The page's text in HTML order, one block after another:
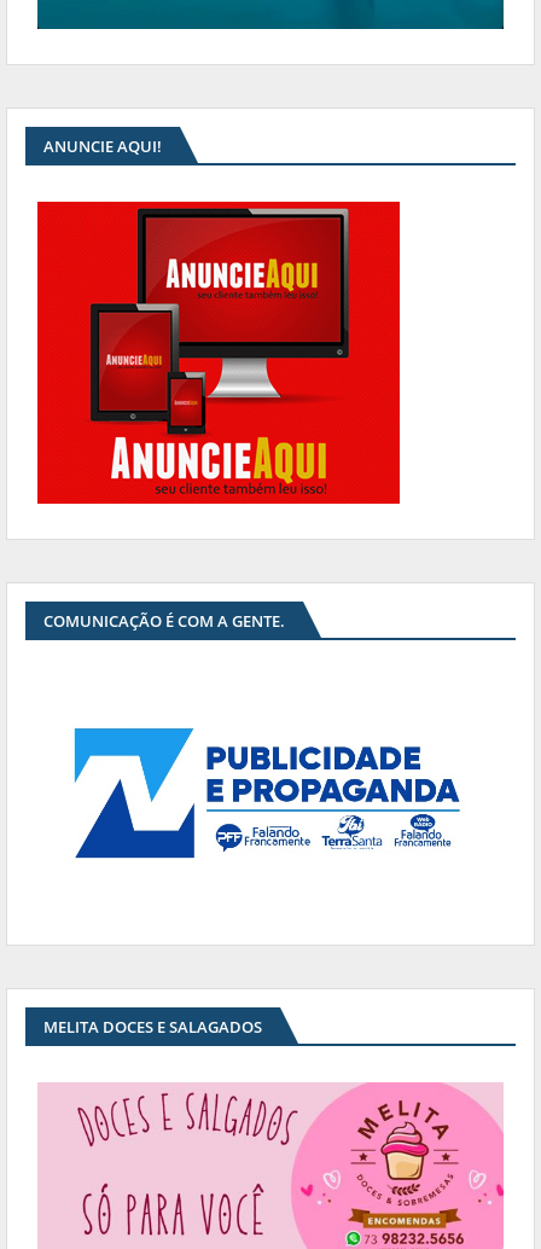
ANUNCIE AQUI!
COMUNICAÇÃO É COM A GENTE.
MELITA DOCES E SALAGADOS